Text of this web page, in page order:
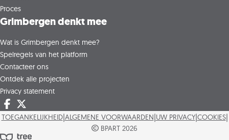
Proces
Grimbergen denkt mee
Wat is Grimbergen denkt mee?
Spelregels van het platform
Contacteer ons
Ontdek alle projecten
Privacy statement
Deel op facebook
Deel op X
TOEGANKELIJKHEID|ALGEMENE VOORWAARDEN|UW PRIVACY|COOKIES|
BPART 2026